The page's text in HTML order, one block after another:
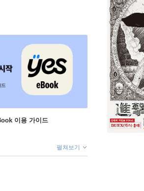
이용 가이드
펼쳐보기